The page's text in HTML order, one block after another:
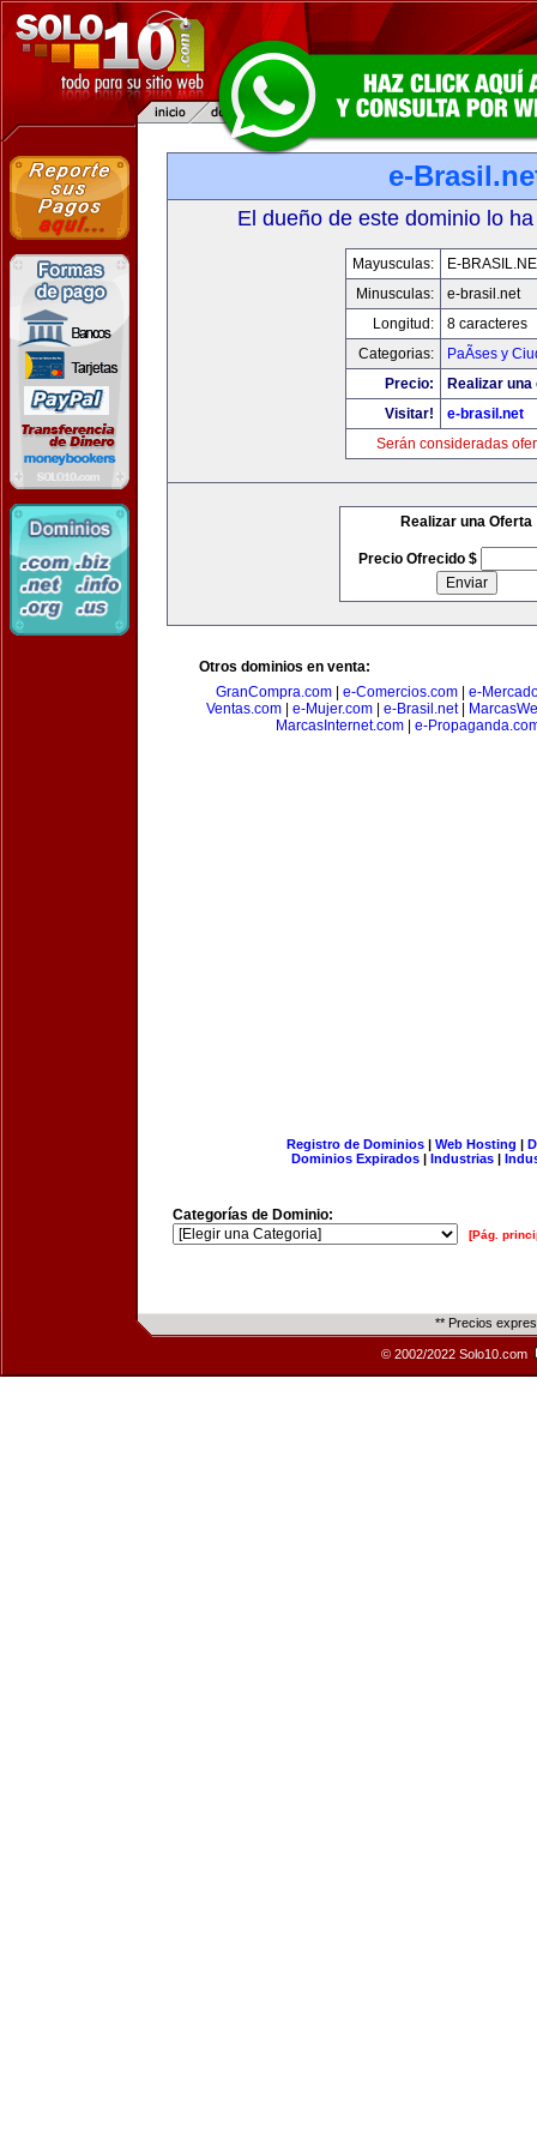
e-
El dueño de este dominio lo
Mayusculas:
E-
Minusculas:
e-brasil.net
Longitud:
8 caracteres
Categorias:
PaÃ­ses y
Precio:
Realizar
Visitar!
e-brasil.net
Serán consideradas
Realizar una Oferta
Precio Ofrecido $
Otros dominios en venta:
GranCompra.com
e-Comercios.com
e-
Ventas.com| e-Mujer.com| e-Brasil.net|
MarcasInternet.com
e-
Registro de Dominios| Web Hosting |
Dominios Expirados | Industrias |
Categorías de Dominio:
[Pág.
** Precios
© 2002/2022 Solo10.com